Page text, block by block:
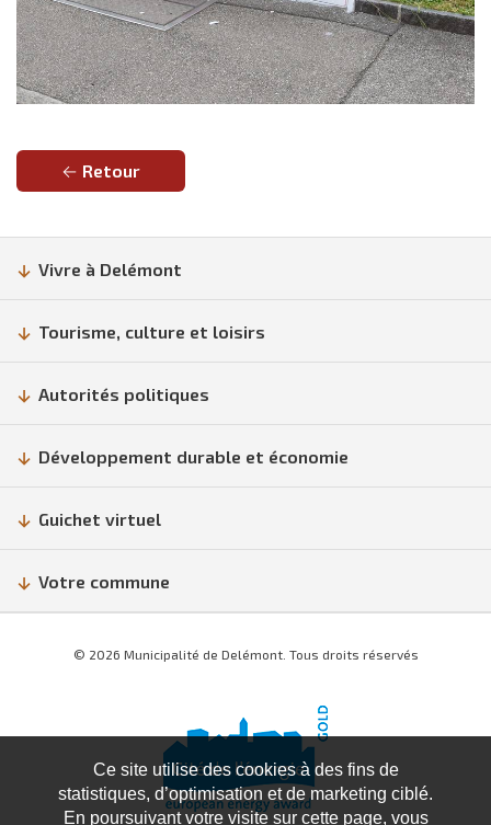
Retour
Vivre à Delémont
Tourisme, culture et loisirs
Autorités politiques
Développement durable et économie
Guichet virtuel
Votre commune
© 2026 Municipalité de Delémont. Tous droits réservés
Ce site utilise des cookies à des fins de
statistiques, d’optimisation et de marketing ciblé.
En poursuivant votre visite sur cette page, vous